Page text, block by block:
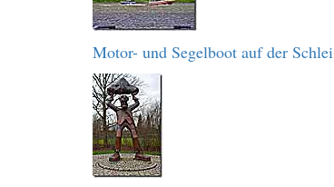
Motor- und Segelboot auf der Schlei